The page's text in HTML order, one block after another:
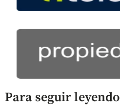
Para seguir leyendo